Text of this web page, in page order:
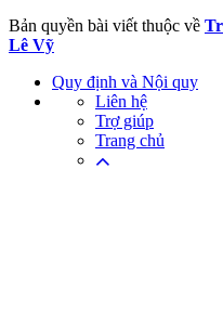
Bản quyền bài viết thuộc về
Lê Vỹ
Quy định và Nội quy
Liên hệ
Trợ giúp
Trang chủ